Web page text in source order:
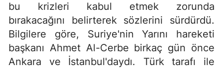
bu krizleri kabul etmek zorunda
bırakacağını belirterek sözlerini sürdürdü.
Bilgilere göre, Suriye'nin Yarını hareketi
başkanı Ahmet Al-Cerbe birkaç gün önce
Ankara ve İstanbul'daydı. Türk tarafı ile